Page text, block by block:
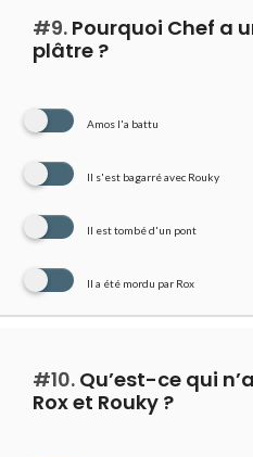
#9. Pourquoi Chef a
plâtre ?
Amos l'a battu
Il s'est bagarré avec Rouky
Il est tombé d'un pont
Il a été mordu par Rox
#10. Qu’est-ce qui
Rox et Rouky ?